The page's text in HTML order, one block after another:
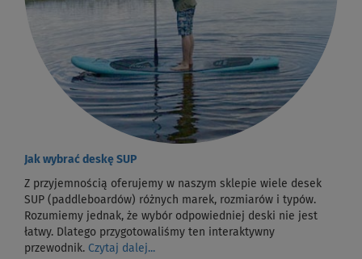
Jak wybrać deskę SUP
Z przyjemnością oferujemy w naszym sklepie wiele desek
SUP (paddleboardów) różnych marek, rozmiarów i typów.
Rozumiemy jednak, że wybór odpowiedniej deski nie jest
łatwy. Dlatego przygotowaliśmy ten interaktywny
przewodnik. Czytaj dalej...